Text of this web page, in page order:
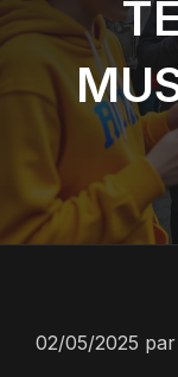
02/05/2025 par